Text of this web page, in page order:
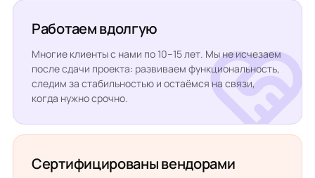
Работаем вдолгую
Многие клиенты с нами по 10–15 лет. Мы не исчезаем
после сдачи проекта: развиваем функциональность,
следим за стабильностью и остаёмся на связи,
когда нужно срочно.
Сертифицированы вендорами